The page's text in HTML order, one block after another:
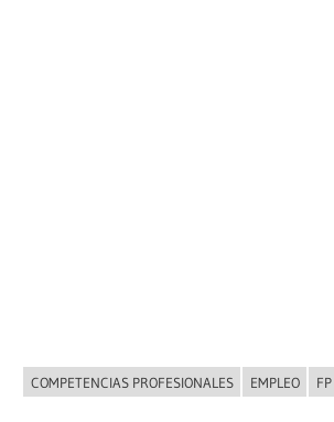
NOVEDADES
COMPETENCIAS PROFESIONALES EMPLEO FP